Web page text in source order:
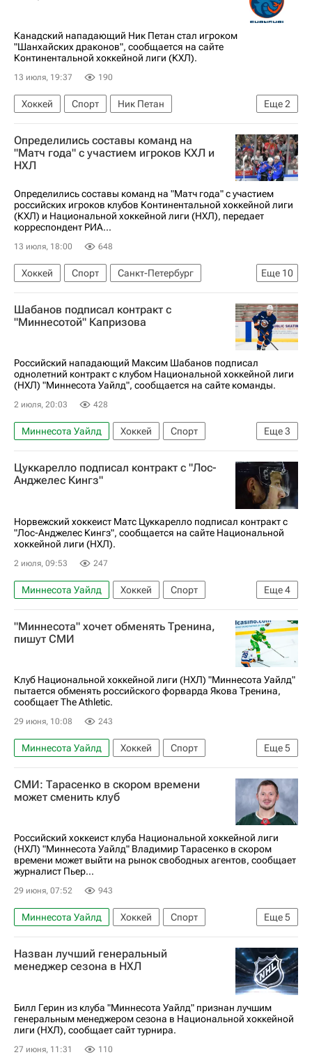
Канадский нападающий Ник Петан стал игроком
"Шанхайских драконов", сообщается на сайте
Континентальной хоккейной лиги (КХЛ).
13 июля, 19:37 190
Еще2
Хоккей Спорт
Ник Петан
Шанхайские драконы
КХЛ 2025-2026
Определились составы команд на
"Матч года" с участием игроков КХЛ и
НХЛ
Определились составы команд на "Матч года" с участием
российских игроков клубов Континентальной хоккейной лиги
(КХЛ) и Национальной хоккейной лиги (НХЛ), передает
корреспондент РИА...
13 июля, 18:00 648
Еще 10
Хоккей Спорт
Санкт-Петербург
Москва
Дмитрий Симашев
Павел Минтюков
Марат Хуснутдинов
Илья Сорокин
Коламбус Блю Джекетс
Ак Барс
Локомотив (Ярославль)
Шабанов подписал контракт с
"Миннесотой" Капризова
Российский нападающий Максим Шабанов подписал
однолетний контракт с клубом Национальной хоккейной лиги
(НХЛ) "Миннесота Уайлд", сообщается на сайте команды.
2 июля, 20:03 428
Еще3
Миннесота Уайлд Хоккей
Спорт
Максим Шабанов
Нью-Йорк Айлендерс
Национальная хоккейная лига (НХЛ)
Цуккарелло подписал контракт с "Лос-
Анджелес Кингз"
Норвежский хоккеист Матс Цуккарелло подписал контракт с
"Лос-Анджелес Кингз", сообщается на сайте Национальной
хоккейной лиги (НХЛ).
2 июля, 09:53 247
Еще4
Миннесота Уайлд Хоккей
Спорт
Матс Цуккарелло
Лос-Анджелес Кингз
Даллас Старз
"Миннесота" хочет обменять Тренина,
пишут СМИ
Клуб Национальной хоккейной лиги (НХЛ) "Миннесота Уайлд"
пытается обменять российского форварда Якова Тренина,
сообщает The Athletic.
29 июня, 10:08 243
Еще5
Миннесота Уайлд Хоккей
Спорт
Дилан Ларкин
Яков Тренин
Детройт Ред Уингз
Колорадо Эвеланш
СМИ: Тарасенко в скором времени
может сменить клуб
Российский хоккеист клуба Национальной хоккейной лиги
(НХЛ) "Миннесота Уайлд" Владимир Тарасенко в скором
времени может выйти на рынок свободных агентов, сообщает
журналист Пьер...
29 июня, 07:52 943
Еще5
Миннесота Уайлд Хоккей
Спорт
Россия
Владимир Тарасенко
Детройт Ред Уингз
Сент-Луис Блюз
Назван лучший генеральный
менеджер сезона в НХЛ
Билл Герин из клуба "Миннесота Уайлд" признан лучшим
генеральным менеджером сезона в Национальной хоккейной
лиги (НХЛ), сообщает сайт турнира.
27 июня, 11:31 110